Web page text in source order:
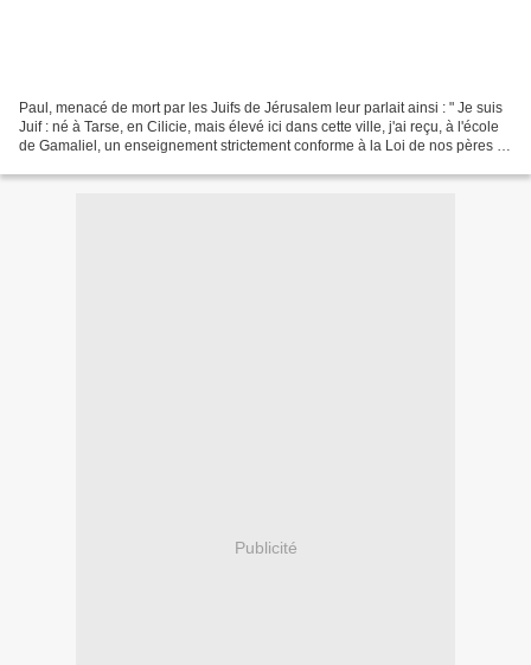
Paul, menacé de mort par les Juifs de Jérusalem leur parlait ainsi : " Je suis
Juif : né à Tarse, en Cilicie, mais élevé ici dans cette ville, j'ai reçu, à l'école
de Gamaliel, un enseignement strictement conforme à la Loi de nos pères ;
Publicité